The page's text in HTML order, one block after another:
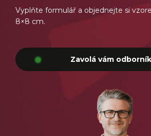
Vyplňte formulář a objednejte si
8×8 cm.
Zavolá vám